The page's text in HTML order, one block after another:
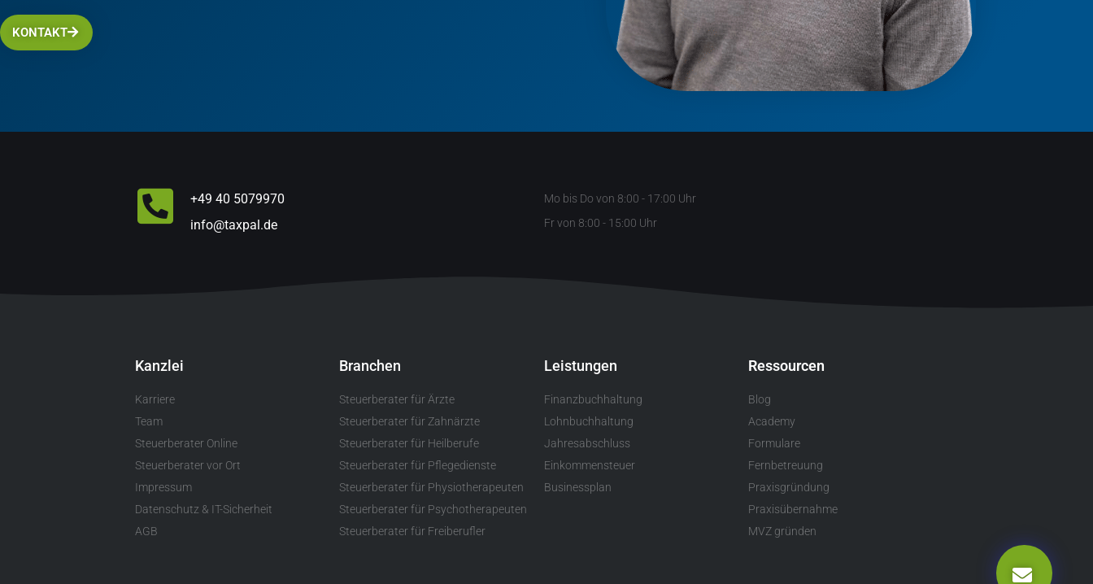
KONTAKT
+49 40 5079970
info@taxpal.de
Mo bis Do von 8:00 - 17:00 Uhr
Fr von 8:00 - 15:00 Uhr
Kanzlei
Karriere
Team
Steuerberater Online
Steuerberater vor Ort
Impressum
Datenschutz & IT-Sicherheit
AGB
Branchen
Steuerberater für Ärzte
Steuerberater für Zahnärzte
Steuerberater für Heilberufe
Steuerberater für Pflegedienste
Steuerberater für Physiotherapeuten
Steuerberater für Psychotherapeuten
Steuerberater für Freiberufler
Leistungen
Finanzbuchhaltung
Lohnbuchhaltung
Jahresabschluss
Einkommensteuer
Businessplan
Ressourcen
Blog
Academy
Formulare
Fernbetreuung
Praxisgründung
Praxisübernahme
MVZ gründen